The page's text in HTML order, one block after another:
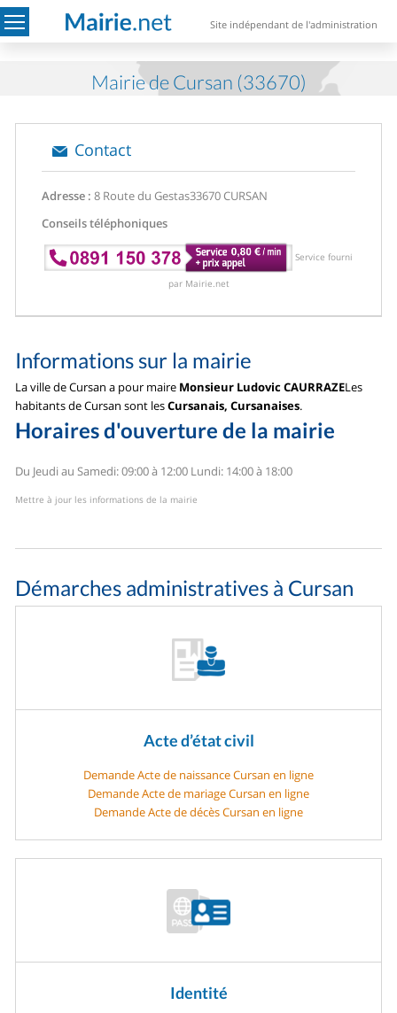
Site indépendant de l'administration
Mairie de Cursan (33670)
Contact
Adresse : 8 Route du Gestas33670 CURSAN
Conseils téléphoniques
Service fourni
par Mairie.net
Informations sur la mairie
La ville de Cursan a pour maire Monsieur Ludovic CAURRAZELes
habitants de Cursan sont lesCursanais, Cursanaises.
Horaires d'ouverture de la mairie
Du Jeudi au Samedi: 09:00 à 12:00 Lundi: 14:00 à 18:00
Mettre à jour les informations de la mairie
Démarches administratives à Cursan
Acte d’état civil
Demande Acte de naissance Cursan en ligne
Demande Acte de mariage Cursan en ligne
Demande Acte de décès Cursan en ligne
Identité